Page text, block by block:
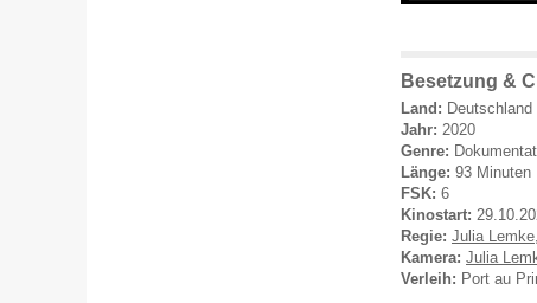
Besetzung &
Land: Deutschland
Jahr: 2020
Genre:
Länge: 93 Minuten
FSK: 6
Kinostart:
Regie: Julia Lemke,
Kamera: Julia
Verleih: Port au